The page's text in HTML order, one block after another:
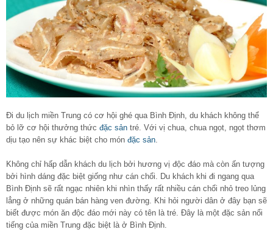
Đi du lịch miền Trung có cơ hội ghé qua Bình Định, du khách không thể
bỏ lỡ cơ hội thưởng thức đặc sản tré. Với vị chua, chua ngọt, ngọt thơm
dịu tạo nên sự khác biệt cho món đặc sản
Không chỉ hấp dẫn khách du lịch bởi hương vị độc đáo mà còn ấn tượng
bởi hình dáng đặc biệt giống như cán chổi. Du khách khi đi ngang qua
Bình Định sẽ rất ngạc nhiên khi nhìn thấy rất nhiều cán chổi nhỏ treo lủng
lẳng ở những quán bán hàng ven đường. Khi hỏi người dân ở đây bạn sẽ
biết được món ăn độc đáo mới này có tên là tré. Đây là một đặc sản nổi
tiếng của miền Trung đặc biệt là ở Bình Định.